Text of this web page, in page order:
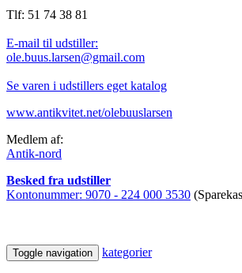
Tlf: 51 74 38 81
E-mail til udstiller:
ole.buus.larsen@gmail.com
Se varen i udstillers eget katalog
www.antikvitet.net/olebuuslarsen
Medlem af:
Antik-nord
Besked fra udstiller
Kontonummer: 9070 - 224 000 3530
Toggle navigation kategorier